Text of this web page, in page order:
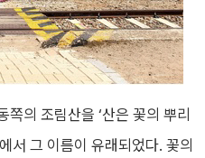
의 조림산을 ‘산은 꽃의 뿌리
그 이름이 유래되었다. 꽃의